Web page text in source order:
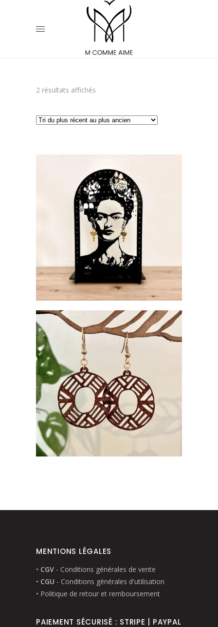
2 résultats affichés
récent
au
plus
ancien
PORTE BIJOUX FRIDA OU LA
MADONNE AUX ROSES
€25.00
BOUCLES D’OREILLES MAKEDA EN
BOIS DE ROSE (PALISSANDRE)
€21.00
MENTIONS LÉGALES
• CGV - Conditions générales de vente
• CGU - Conditions générales d'utilisation
• Politique de retour et remboursement
PAIEMENT SÉCURISÉ : STRIPE | PAYPAL